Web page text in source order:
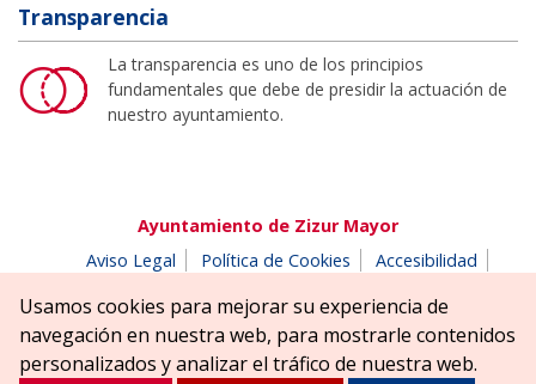
Transparencia
La transparencia es uno de los principios
fundamentales que debe de presidir la actuación de
nuestro ayuntamiento.
Ayuntamiento de Zizur Mayor
Aviso Legal
Política de Cookies
Accesibilidad
Parque Erreniega parkea, s/n | 31180 Zizur Mayor-Zizur
Nagusia (NAVARRA-NAFARROA)
Tel. 948 181900
ayuntamiento@zizurmayor.es
Usamos cookies para mejorar su experiencia de
navegación en nuestra web, para mostrarle contenidos
personalizados y analizar el tráfico de nuestra web.